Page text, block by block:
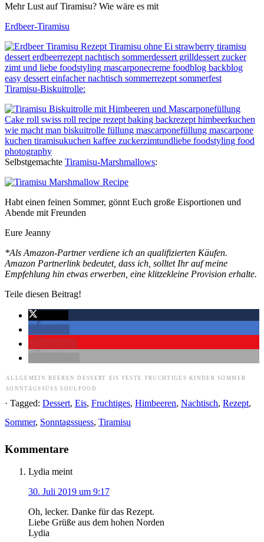
Mehr Lust auf Tiramisu? Wie wäre es mit
Erdbeer-Tiramisu
Tiramisu-Biskuitrolle:
Selbstgemachte Tiramisu-Marshmallows:
Habt einen feinen Sommer, gönnt Euch große Eisportionen und
Abende mit Freunden
Eure Jeanny
*Als Amazon-Partner verdiene ich an qualifizierten Käufen.
Amazon Partnerlink bedeutet, dass ich, solltet Ihr auf meine
Empfehlung hin etwas erwerben, eine klitzekleine Provision erhalte.
Teile diesen Beitrag!
ALLGEMEIN BEEREN DESSERT EIS FESTE FRUCHTIGES KINDER
SOMMER
SONNTAGSSÜSS
SOULFOOD
· Tagged: Dessert, Eis, Fruchtiges, Himbeeren, Nachtisch, Rezept,
Sommer, Sonntagssuess, Tiramisu
Kommentare
Lydia meint
30. Juli 2019 um 9:17
Oh, lecker. Danke für das Rezept.
Liebe Grüße aus dem hohen Norden
Lydia